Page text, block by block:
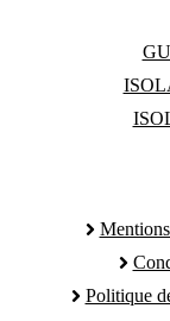
Politique